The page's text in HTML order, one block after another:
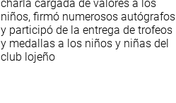
charla cargada de valores a los
niños, firmó numerosos autógrafos
y participó de la entrega de trofeos
y medallas a los niños y niñas del
club lojeño